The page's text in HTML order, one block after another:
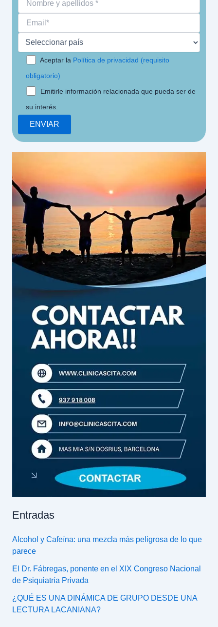
Aceptar la Política de privacidad (requisito
obligatorio)
Emitirle información relacionada que pueda ser de
su interés.
Entradas
Alcohol y Cafeína: una mezcla más peligrosa de lo que
parece
El Dr. Fábregas, ponente en el XIX Congreso Nacional
de Psiquiatría Privada
¿QUÉ ES UNA DINÁMICA DE GRUPO DESDE UNA
LECTURA LACANIANA?